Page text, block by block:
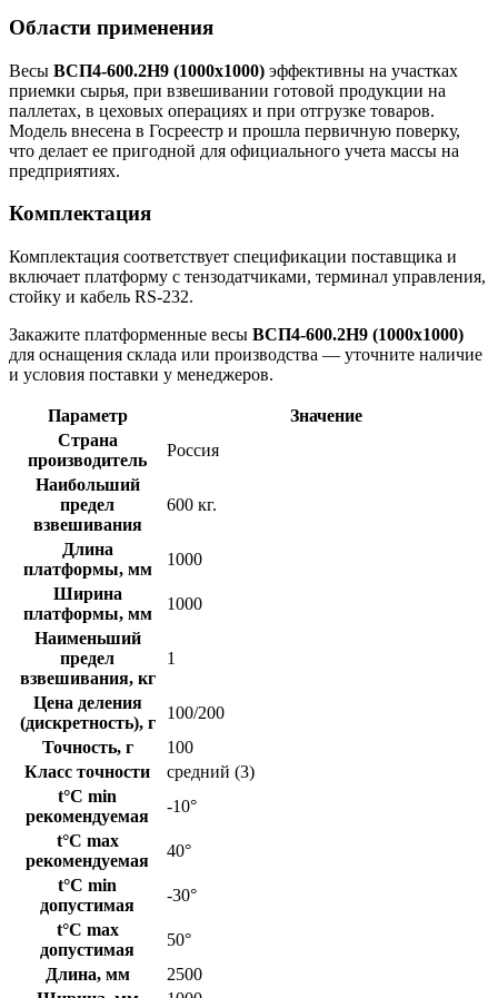
Области применения
Весы ВСП4-600.2Н9 (1000х1000) эффективны на участках
приемки сырья, при взвешивании готовой продукции на
паллетах, в цеховых операциях и при отгрузке товаров.
Модель внесена в Госреестр и прошла первичную поверку,
что делает ее пригодной для официального учета массы на
предприятиях.
Комплектация
Комплектация соответствует спецификации поставщика и
включает платформу с тензодатчиками, терминал управления,
стойку и кабель RS-232.
Закажите платформенные весы ВСП4-600.2Н9 (1000х1000)
для оснащения склада или производства — уточните наличие
и условия поставки у менеджеров.
Параметр
Значение
Страна
производитель
Россия
Наибольший
предел
взвешивания
600 кг.
Длина
платформы, мм
1000
Ширина
платформы, мм
1000
Наименьший
предел
взвешивания, кг
1
Цена деления
(дискретность), г
100/200
Точность, г
100
Класс точности
средний (3)
t°C min
рекомендуемая
-10°
t°C max
рекомендуемая
40°
t°C min
допустимая
-30°
t°C max
допустимая
50°
Длина, мм
2500